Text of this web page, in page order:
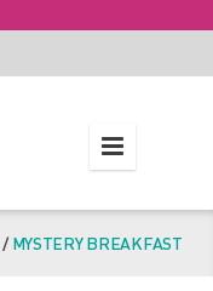
/MYSTERY BREAKFAST